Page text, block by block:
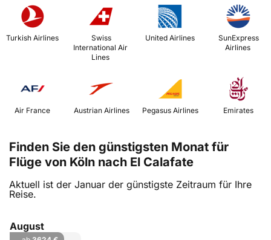
Turkish Airlines
International Air
Lines
United Airlines
Airlines
Air France Austrian Airlines Emirates
Finden Sie den günstigsten Monat für
Flüge von Köln nach El Calafate
Aktuell ist der Januar der günstigste Zeitraum für Ihre
Reise.
August